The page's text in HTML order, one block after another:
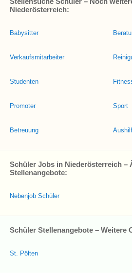
Niederösterreich:
Babysitter
Verkaufsmitarbeiter
Studenten
Promoter
Betreuung
Sport
Schüler Jobs in Niederösterreich –
Stellenangebote:
Nebenjob Schüler
Schüler Stellenangebote – Weitere
St. Pölten